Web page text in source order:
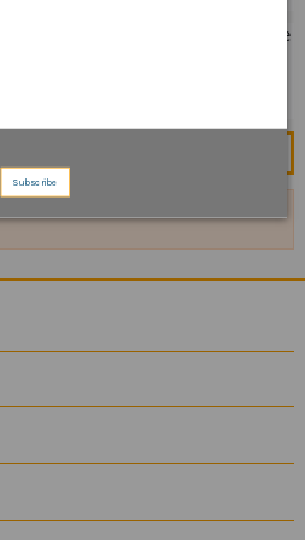
flexibles, les instruments que
s’adapte parfaitement à
ou bateau à moteur, voire
Subscribe